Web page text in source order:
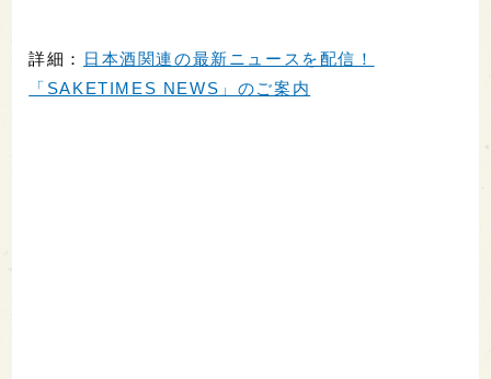
詳細： 日本酒関連の最新ニュースを配信！
「SAKETIMES NEWS」のご案内